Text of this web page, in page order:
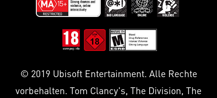
© 2019 Ubisoft Entertainment. Alle Rechte
vorbehalten. Tom Clancy's, The Division, The